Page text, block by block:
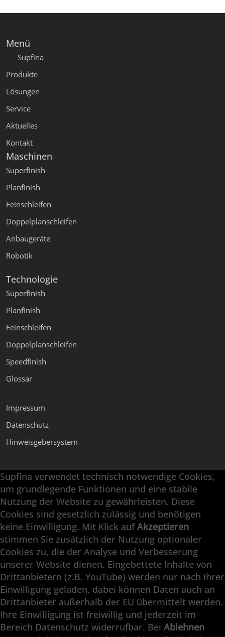
Menü
Supfina
Produkte
Lösungen
Service
Aktuelles
Kontakt
Maschinen
Superfinish
Planfinish
Feinschleifen
Doppelplanschleifen
Anbaugeräte
Robotik
Technologie
Superfinish
Planfinish
Feinschleifen
Doppelplanschleifen
Speedfinish
Glossar
Impressum
Datenschutz
Hinweisgebersystem
Supfina Anbaugeräte
Supfina Partner Portal
Supfina Grieshaber GmbH & Co. KG
Schmelzegrün 7
77709 Wolfach / Deutschland
+49 7834 866-0
info@supfina.com
Engineering with High Precision
Supfina verwendet technisch notwendige Cookies,
um grundlegende Funktionen und eine stabile
Nutzung der Website zu gewährleisten. Diese
Cookies sind gesetzlich zulässig und benötigen
keine Einwilligung. Mit Klick aufAkzeptieren
stimmen Sie zusätzlich der Nutzung optionaler
Cookies zu, die der Analyse und Verbesserung
unserer Website dienen. Eingebettete Inhalte von
Drittanbietern (z.B. YouTube) werden nur nach Ihrer
Einwilligung geladen, dabei können Daten auch an
Drittanbieter außerhalb der EU übermittelt werden.
Ihre Einwilligung ist freiwillig und jederzeit im
Bereich Datenschutz widerrufbar. Bei Ablehnen